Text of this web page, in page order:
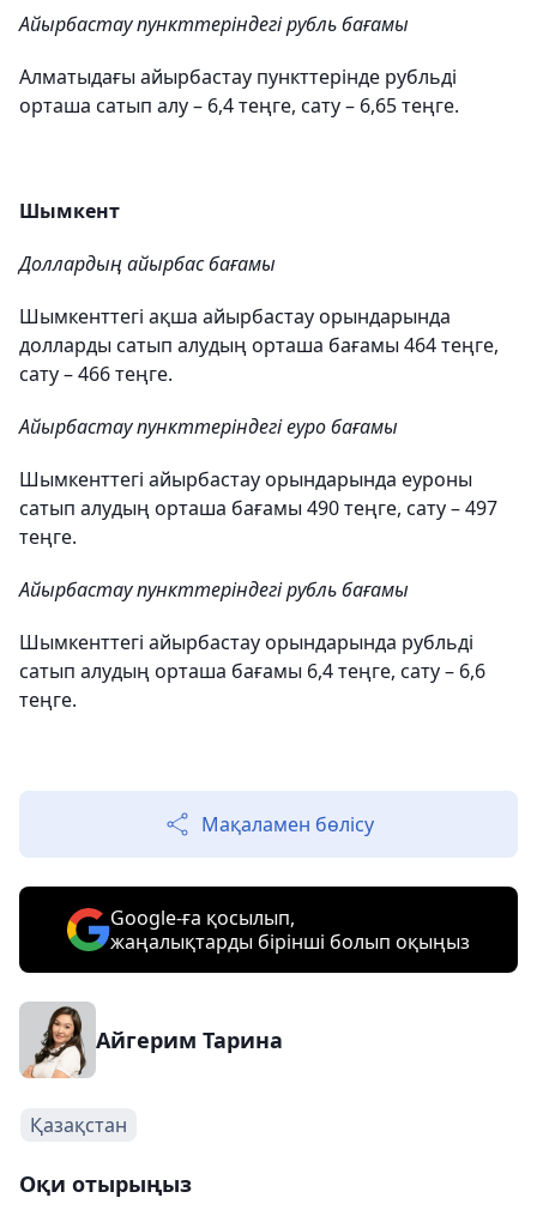
Айырбастау пункттеріндегі рубль бағамы
Алматыдағы айырбастау пункттерінде рубльді
орташа сатып алу – 6,4 теңге, сату – 6,65 теңге.
Шымкент
Доллардың айырбас бағамы
Шымкенттегі ақша айырбастау орындарында
долларды сатып алудың орташа бағамы 464 теңге,
сату – 466 теңге.
Айырбастау пункттеріндегі еуро бағамы
Шымкенттегі айырбастау орындарында еуроны
сатып алудың орташа бағамы 490 теңге, сату – 497
теңге.
Айырбастау пункттеріндегі рубль бағамы
Шымкенттегі айырбастау орындарында рубльді
сатып алудың орташа бағамы 6,4 теңге, сату – 6,6
теңге.
Мақаламен бөлісу
Google-ға қосылып,
жаңалықтарды бірінші болып оқыңыз
Айгерим Тарина
Қазақстан
Оқи отырыңыз